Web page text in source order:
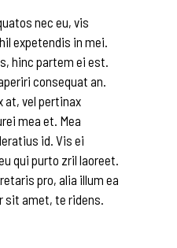
nec eu, vis
expetendis in mei.
hinc partem ei est.
consequat an.
at, vel pertinax
mea et. Mea
id. Vis ei
qui purto zril laoreet.
pro, alia illum ea
sit amet, te ridens.